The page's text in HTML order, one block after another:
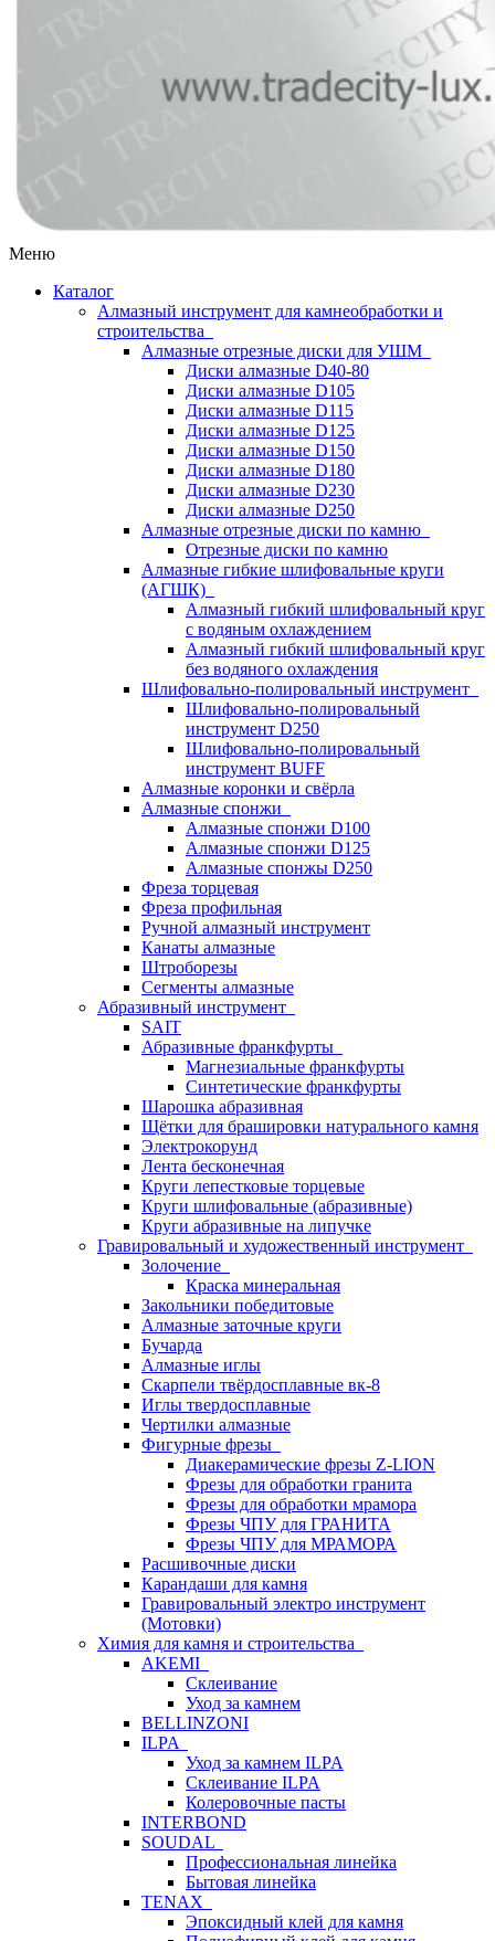
Меню
Каталог
Алмазный инструмент для камнеобработки и
строительства
Алмазные отрезные диски для УШМ
Диски алмазные D40-80
Диски алмазные D105
Диски алмазные D115
Диски алмазные D125
Диски алмазные D150
Диски алмазные D180
Диски алмазные D230
Диски алмазные D250
Алмазные отрезные диски по камню
Отрезные диски по камню
Алмазные гибкие шлифовальные круги
(АГШК)
Алмазный гибкий шлифовальный круг
с водяным охлаждением
Алмазный гибкий шлифовальный круг
без водяного охлаждения
Шлифовально-полировальный инструмент
Шлифовально-полировальный
инструмент D250
Шлифовально-полировальный
инструмент BUFF
Алмазные коронки и свёрла
Алмазные спонжи
Алмазные спонжи D100
Алмазные спонжи D125
Алмазные спонжы D250
Фреза торцевая
Фреза профильная
Ручной алмазный инструмент
Канаты алмазные
Штроборезы
Сегменты алмазные
Абразивный инструмент
SAIT
Абразивные франкфурты
Магнезиальные франкфурты
Синтетические франкфурты
Шарошка абразивная
Щётки для брашировки натурального камня
Электрокорунд
Лента бесконечная
Круги лепестковые торцевые
Круги шлифовальные (абразивные)
Круги абразивные на липучке
Гравировальный и художественный инструмент
Золочение
Краска минеральная
Закольники победитовые
Алмазные заточные круги
Бучарда
Алмазные иглы
Скарпели твёрдосплавные вк-8
Иглы твердосплавные
Чертилки алмазные
Фигурные фрезы
Диакерамические фрезы Z-LION
Фрезы для обработки гранита
Фрезы для обработки мрамора
Фрезы ЧПУ для ГРАНИТА
Фрезы ЧПУ для МРАМОРА
Расшивочные диски
Карандаши для камня
Гравировальный электро инструмент
(Мотовки)
Химия для камня и строительства
AKEMI
Склеивание
Уход за камнем
BELLINZONI
ILPA
Уход за камнем ILPA
Склеивание ILPA
Колеровочные пасты
INTERBOND
SOUDAL
Профессиональная линейка
Бытовая линейка
TENAX
Эпоксидный клей для камня